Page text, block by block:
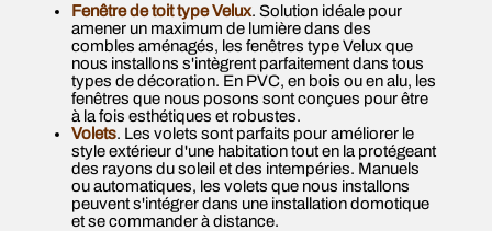
Fenêtre de toit type Velux. Solution idéale pour
amener un maximum de lumière dans des
combles aménagés, les fenêtres type Velux que
nous installons s'intègrent parfaitement dans tous
types de décoration. En PVC, en bois ou en alu, les
fenêtres que nous posons sont conçues pour être
à la fois esthétiques et robustes.
Volets. Les volets sont parfaits pour améliorer le
style extérieur d'une habitation tout en la protégeant
des rayons du soleil et des intempéries. Manuels
ou automatiques, les volets que nous installons
peuvent s'intégrer dans une installation domotique
et se commander à distance.